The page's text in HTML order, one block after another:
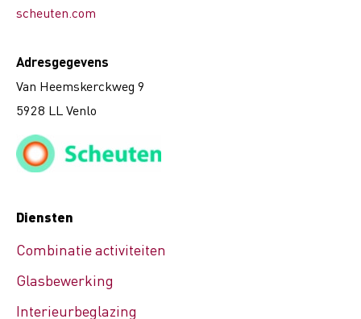
scheuten.com
Adresgegevens
Van Heemskerckweg 9
5928 LL Venlo
Diensten
Combinatie activiteiten
Glasbewerking
Interieurbeglazing